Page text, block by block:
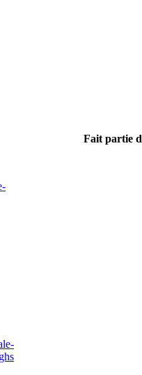
Fait partie